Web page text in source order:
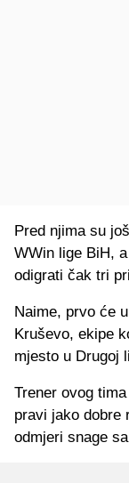
Pred njima su
WWin lige BiH,
odigrati čak tri
Naime, prvo će
Kruševo, ekipe
mjesto u Drugoj
Trener ovog
pravi jako dobre
odmjeri snage